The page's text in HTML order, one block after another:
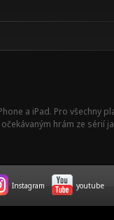
a iPad. Pro všechny
hrám ze sérií
Instagram youtube